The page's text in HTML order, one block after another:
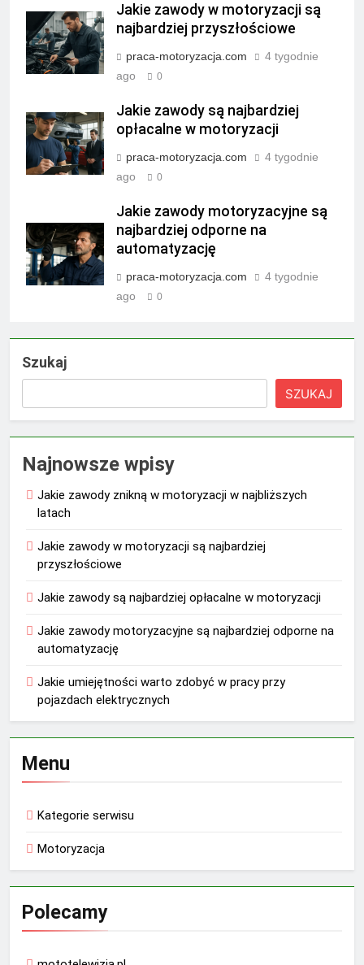
Jakie zawody w motoryzacji są
najbardziej przyszłościowe
praca-motoryzacja.com
4 tygodnie
ago
0
Jakie zawody są najbardziej
opłacalne w motoryzacji
praca-motoryzacja.com
4 tygodnie
ago
0
Jakie zawody motoryzacyjne są
najbardziej odporne na
automatyzację
praca-motoryzacja.com
4 tygodnie
ago
0
Szukaj
SZUKAJ
Najnowsze wpisy
Jakie zawody znikną w motoryzacji w najbliższych
latach
Jakie zawody w motoryzacji są najbardziej
przyszłościowe
Jakie zawody są najbardziej opłacalne w motoryzacji
Jakie zawody motoryzacyjne są najbardziej odporne na
automatyzację
Jakie umiejętności warto zdobyć w pracy przy
pojazdach elektrycznych
Menu
Kategorie serwisu
Motoryzacja
Polecamy